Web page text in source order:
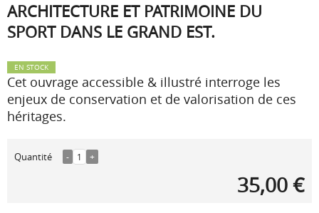
ARCHITECTURE ET PATRIMOINE DU
SPORT DANS LE GRAND EST.
EN STOCK
Cet ouvrage accessible & illustré interroge les
enjeux de conservation et de valorisation de ces
héritages.
Quantité - 1 +
35,00 €